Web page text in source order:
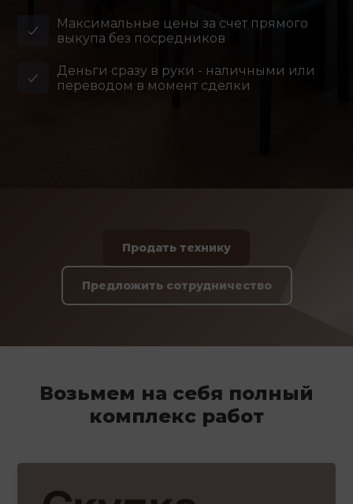
Максимальные цены за счет прямого
выкупа без посредников
Деньги сразу в руки - наличными или
переводом в момент сделки
Продать технику
Предложить сотрудничество
Возьмем на себя полный
комплекс работ